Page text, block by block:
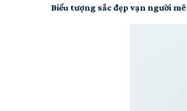
Biểu tượng sắc đẹp vạn người mê